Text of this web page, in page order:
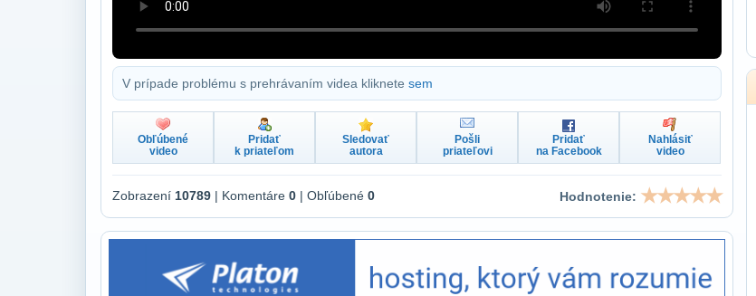
V prípade problému s prehrávaním videa kliknete sem
Obľúbené
video
Pridať
k priateľom
Sledovať
autora
Pošli
priateľovi
Pridať
na Facebook
Nahlásiť
video
Zobrazení 10789 | Komentáre 0 | Obľúbené 0 Hodnotenie: